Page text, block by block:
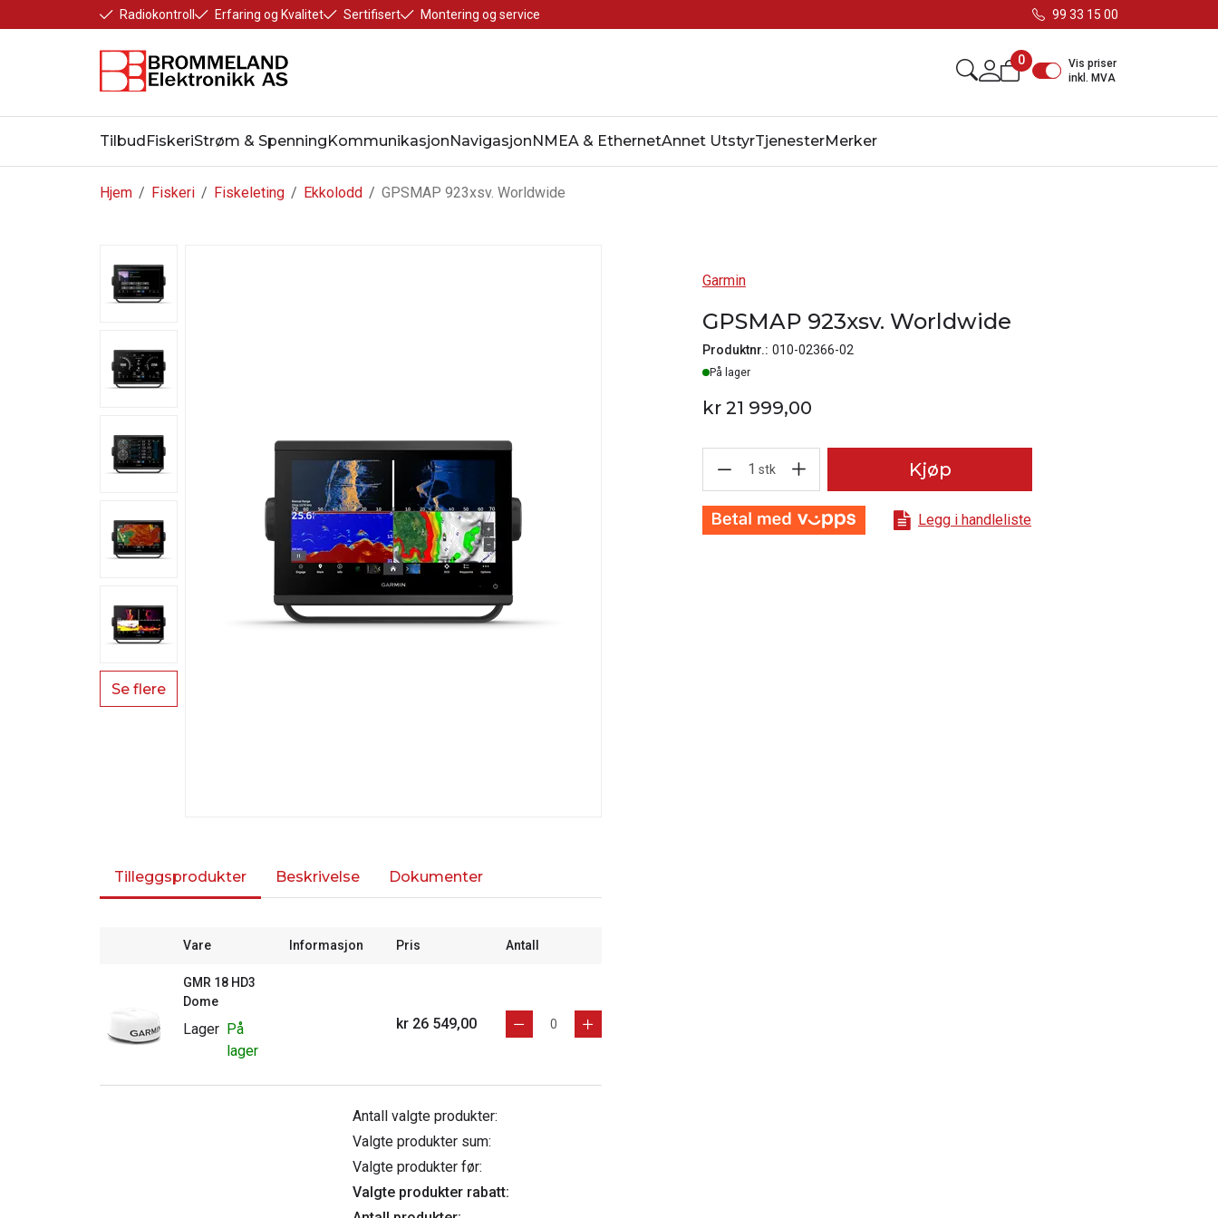
Radiokontroll Erfaring og Kvalitet Sertifisert Montering og service 99 33 15 00
0
Vis priser
inkl. MVA
TilbudFiskeriStrøm & SpenningKommunikasjonNavigasjonNMEA & EthernetAnnet UtstyrTjenesterMerker
/
Hjem /
Fiskeri /
Fiskeleting /
Ekkolodd GPSMAP 923xsv. Worldwide
Se flere
Garmin
GPSMAP 923xsv. Worldwide
Produktnr.: 010-02366-02
Lager
På lager
kr 21 999,00
1 stk Kjøp
Legg i handleliste
Tilleggsprodukter Beskrivelse Dokumenter
Vare Informasjon Pris Antall
GMR 18 HD3
Dome
Lager På
lager
kr 26 549,00
Antall valgte produkter:
Valgte produkter sum:
Valgte produkter før:
Valgte produkter rabatt: